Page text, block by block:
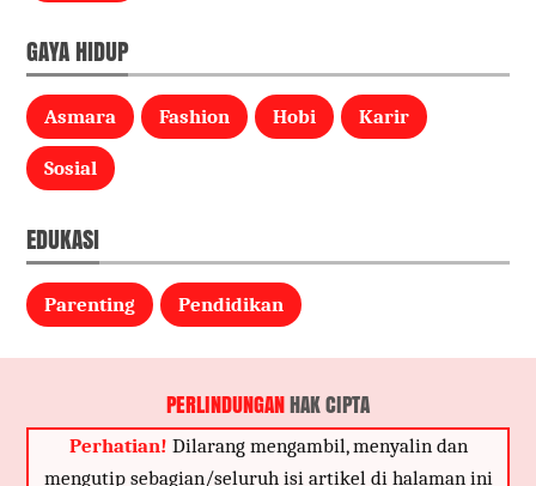
GAYA HIDUP
Asmara Fashion Hobi Karir
Sosial
EDUKASI
Parenting Pendidikan
PERLINDUNGANHAK CIPTA
Perhatian! Dilarang mengambil, menyalin dan
mengutip sebagian/seluruh isi artikel di halaman ini